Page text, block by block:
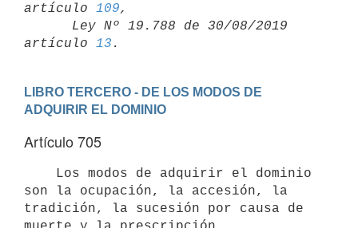
artículo 109,
artículo 13
LIBRO TERCERO - DE LOS MODOS DE
ADQUIRIR EL DOMINIO
Artículo 705
son la ocupación, la accesión, la
tradición, la sucesión por causa de